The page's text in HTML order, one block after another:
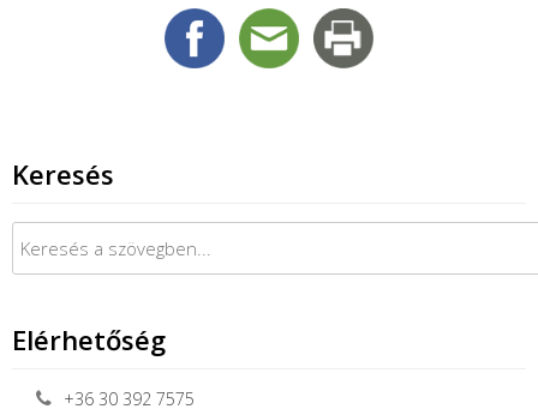
Keresés
Keresés:
Elérhetőség
+36 30 392 7575